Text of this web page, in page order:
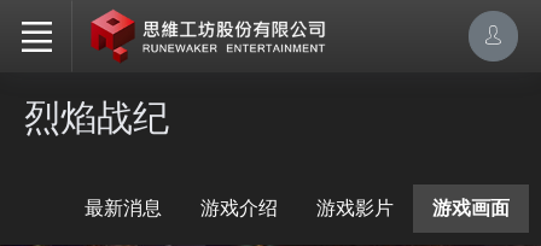
烈焰战纪
最新消息 游戏介绍 游戏影片 游戏画面